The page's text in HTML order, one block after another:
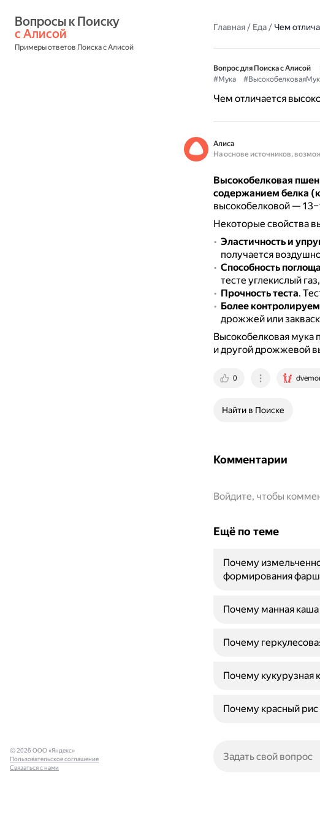
с Алисой
Примеры ответов Поиска с Алисой
Главная/ Еда/ Чем
Вопрос для Поиска с Алисой
#Мука
Чем отличается
Алиса
На основе источников,
Высокобелковая
содержанием белка
высокобелковой —
Некоторые свойства
Эластичность и
получается
Способность
тесте углекислый
Прочность теста.
Более
дрожжей или
Высокобелковая мука
и другой дрожжевой
0
Найти в Поиске
Комментарии
Войдите, чтобы
Ещё по теме
Почему
формирования
Почему манная каша
Почему
Почему кукурузная
Почему красный рис
© 2026 ООО «Яндекс»
Пользовательское соглашение
Связаться с нами